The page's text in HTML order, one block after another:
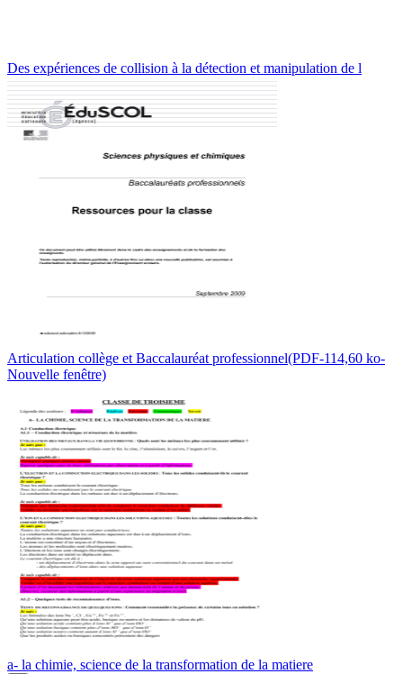
Des expériences de collision à la détection et manipulation de l
Articulation collège et Baccalauréat professionnel(PDF-114,60 ko-
Nouvelle fenêtre)
a- la chimie, science de la transformation de la matiere